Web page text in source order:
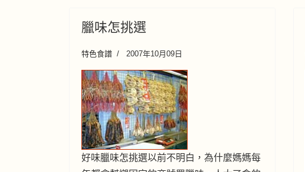
臘味怎挑選
特色食譜 2007年10月09日
好味臘味怎挑選以前不明白，為什麼媽媽每